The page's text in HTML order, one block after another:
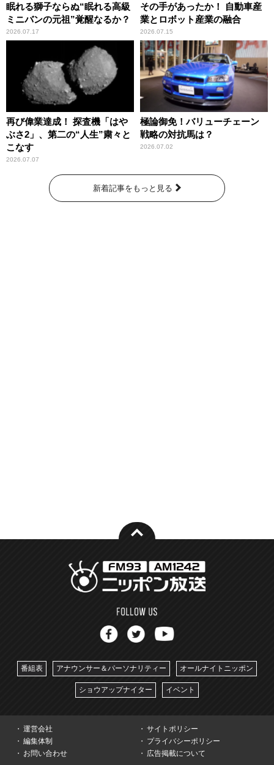
眠れる獅子ならぬ“眠れる高級
ミニバンの元祖”覚醒なるか？
2026.07.17
その手があったか！ 自動車産
業とロボット産業の融合
2026.07.15
再び偉業達成！ 探査機「はや
ぶさ2」、第二の“人生”粛々と
こなす
2026.07.07
極論御免！バリューチェーン
戦略の対抗馬は？
2026.07.02
新着記事をもっと見る
番組表 アナウンサー＆パーソナリティー オールナイトニッポン
ショウアップナイター イベント
運営会社
サイトポリシー
編集体制
プライバシーポリシー
お問い合わせ
広告掲載について